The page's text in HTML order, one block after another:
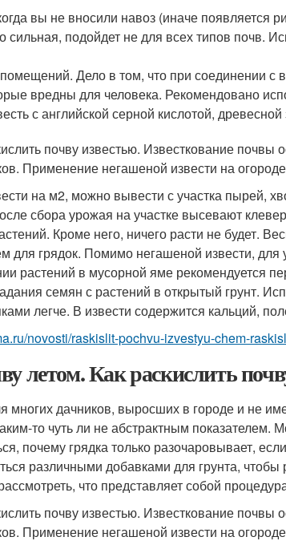
вы не вносили навоз (иначе появляется
сильная, подойдет не для всех типов почв.
Дело в том, что при соединении с
вредны для человека. Рекомендовано
с английской серной кислотой, древесной
на м2, можно вывести с участка пырей,
сбора урожая на участке высевают
Кроме него, ничего расти не будет.
для грядок. Помимо негашеной извести, для
растений в мусорной яме рекомендуется
семян с растений в открытый грунт.
легче. В извести содержится кальций,
novosti/raskislit-pochvu-izvestyu-chem-
летом. Как раскислить
многих дачников, выросших в городе и не
то чуть ли не абстрактным показателем.
почему грядка только разочаровывает,
различными добавками для грунта,
что представляет собой